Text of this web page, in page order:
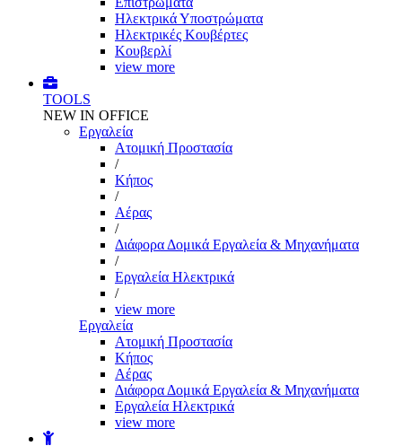
Ηλεκτρικά Υποστρώματα
Ηλεκτρικές Κουβέρτες
Κουβερλί
view more
TOOLS
NEW IN OFFICE
Εργαλεία
Aτομική Προστασία
/
Kήπος
/
Αέρας
/
Διάφορα Δομικά Εργαλεία & Μηχανήματα
/
Εργαλεία Ηλεκτρικά
/
view more
Εργαλεία
Aτομική Προστασία
Kήπος
Αέρας
Διάφορα Δομικά Εργαλεία & Μηχανήματα
Εργαλεία Ηλεκτρικά
view more